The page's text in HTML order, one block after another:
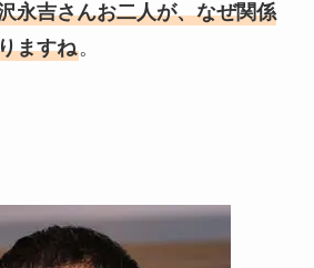
永吉さんお二人が、なぜ関係
ますね。